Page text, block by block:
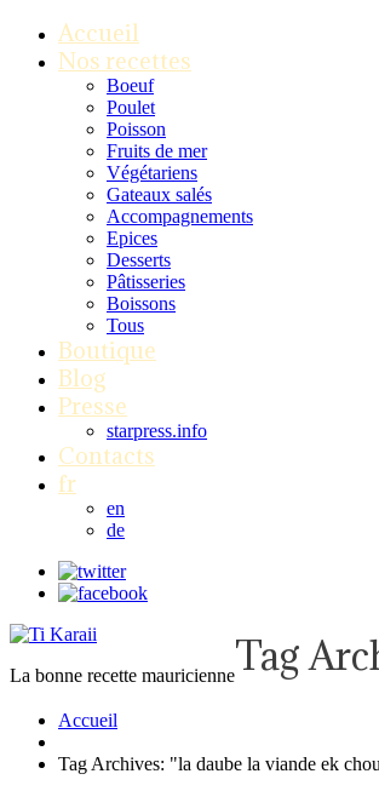
Accueil
Nos recettes
Boeuf
Poulet
Poisson
Fruits de mer
Végétariens
Gateaux salés
Accompagnements
Epices
Desserts
Pâtisseries
Boissons
Tous
Boutique
Blog
Presse
starpress.info
Contacts
fr
en
de
La bonne recette mauricienneTag
Accueil
Tag Archives: "la daube la viande ek